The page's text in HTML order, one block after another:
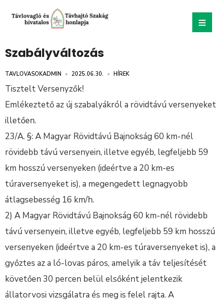
Szabályváltozás
TAVLOVASOKADMIN • 2025.06.30. • HÍREK
Tisztelt Versenyzők!
Emlékeztető az új szabalyákról a rövidtávú versenyeket
illetően.
23/A. §: A Magyar Rövidtávú Bajnokság 60 km-nél
rövidebb távú versenyein, illetve egyéb, legfeljebb 59
km hosszú versenyeken (ideértve a 20 km-es
túraversenyeket is), a megengedett legnagyobb
átlagsebesség 16 km/h.
2) A Magyar Rövidtávú Bajnokság 60 km-nél rövidebb
távú versenyein, illetve egyéb, legfeljebb 59 km hosszú
versenyeken (ideértve a 20 km-es túraversenyeket is), a
győztes az a ló-lovas páros, amelyik a táv teljesítését
követően 30 percen belül elsőként jelentkezik
állatorvosi vizsgálatra és meg is felel rajta. A